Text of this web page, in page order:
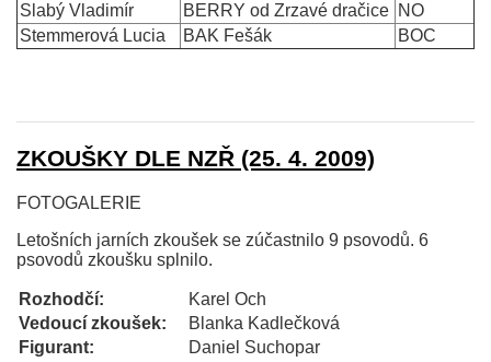
Slabý Vladimír
BERRY od Zrzavé dračice NO
Stemmerová Lucia
BAK Fešák BOC
ZKOUŠKY DLE NZŘ (25. 4. 2009)
FOTOGALERIE
Letošních jarních zkoušek se zúčastnilo 9 psovodů. 6
psovodů zkoušku splnilo.
Rozhodčí:
Karel Och
Vedoucí zkoušek:
Blanka Kadlečková
Figurant:
Daniel Suchopar